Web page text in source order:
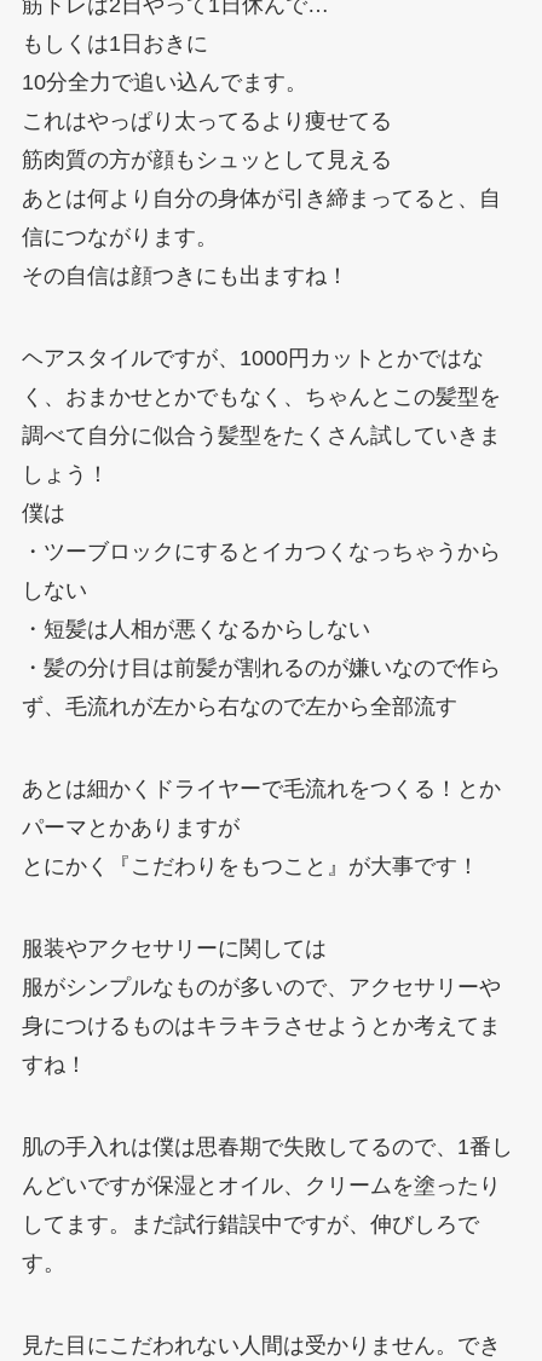
筋トレは2日やって1日休んで…
もしくは1日おきに
10分全力で追い込んでます。
これはやっぱり太ってるより痩せてる
筋肉質の方が顔もシュッとして見える
あとは何より自分の身体が引き締まってると、自
信につながります。
その自信は顔つきにも出ますね！
ヘアスタイルですが、1000円カットとかではな
く、おまかせとかでもなく、ちゃんとこの髪型を
調べて自分に似合う髪型をたくさん試していきま
しょう！
僕は
・ツーブロックにするとイカつくなっちゃうから
しない
・短髪は人相が悪くなるからしない
・髪の分け目は前髪が割れるのが嫌いなので作ら
ず、毛流れが左から右なので左から全部流す
あとは細かくドライヤーで毛流れをつくる！とか
パーマとかありますが
とにかく『こだわりをもつこと』が大事です！
服装やアクセサリーに関しては
服がシンプルなものが多いので、アクセサリーや
身につけるものはキラキラさせようとか考えてま
すね！
肌の手入れは僕は思春期で失敗してるので、1番し
んどいですが保湿とオイル、クリームを塗ったり
してます。まだ試行錯誤中ですが、伸びしろで
す。
見た目にこだわれない人間は受かりません。でき